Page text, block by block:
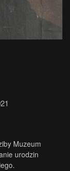
Muzeum
urodzin